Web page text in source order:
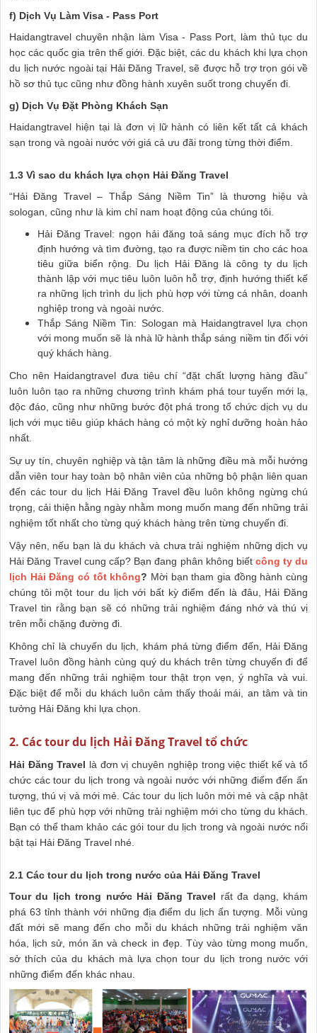
f) Dịch Vụ Làm Visa - Pass Port
Haidangtravel chuyên nhận làm Visa - Pass Port, làm thủ tục du
học các quốc gia trên thế giới. Đặc biệt, các du khách khi lựa chọn
du lịch nước ngoài tại Hải Đăng Travel, sẽ được hỗ trợ trọn gói về
hồ sơ thủ tục cũng như đồng hành xuyên suốt trong chuyến đi.
g) Dịch Vụ Đặt Phòng Khách Sạn
Haidangtravel hiện tại là đơn vị lữ hành có liên kết tất cả khách
sạn trong và ngoài nước với giá cả ưu đãi trong từng thời điểm.
1.3 Vì sao du khách lựa chọn Hải Đăng Travel
“Hải Đăng Travel – Thắp Sáng Niềm Tin” là thương hiệu và
sologan, cũng như là kim chỉ nam hoạt động của chúng tôi.
Hải Đăng Travel: ngọn hải đăng toả sáng mục đích hỗ trợ
định hướng và tìm đường, tạo ra được niềm tin cho các hoa
tiêu giữa biển rộng. Du lịch Hải Đăng là công ty du lịch
thành lập với mục tiêu luôn luôn hỗ trợ, định hướng thiết kế
ra những lịch trình du lịch phù hợp với từng cá nhân, doanh
nghiệp trong và ngoài nước.
Thắp Sáng Niềm Tin: Sologan mà Haidangtravel lựa chọn
với mong muốn sẽ là nhà lữ hành thắp sáng niềm tin đối với
quý khách hàng.
Cho nên Haidangtravel đưa tiêu chí “đặt chất lượng hàng đầu”
luôn luôn tạo ra những chương trình khám phá tour tuyến mới lạ,
độc đáo, cũng như những bước đột phá trong tổ chức dịch vụ du
lịch với mục tiêu giúp khách hàng có một kỳ nghỉ dưỡng hoàn hảo
nhất.
Sự uy tín, chuyên nghiệp và tận tâm là những điều mà mỗi hướng
dẫn viên tour hay toàn bộ nhân viên của những bộ phận liên quan
đến các tour du lịch Hải Đăng Travel đều luôn không ngừng chú
trọng, cải thiện hằng ngày nhằm mong muốn mang đến những trải
nghiệm tốt nhất cho từng quý khách hàng trên từng chuyến đi.
Vậy nên, nếu bạn là du khách và chưa trải nghiệm những dịch vụ
Hải Đăng Travel cung cấp? Bạn đang phân không biết công ty du
lịch Hải Đăng có tốt không? Mời bạn tham gia đồng hành cùng
chúng tôi một tour du lịch với bất kỳ điểm đến là đâu, Hải Đăng
Travel tin rằng bạn sẽ có những trải nghiệm đáng nhớ và thú vị
trên mỗi chặng đường đi.
Không chỉ là chuyến du lịch, khám phá từng điểm đến, Hải Đăng
Travel luôn đồng hành cùng quý du khách trên từng chuyến đi để
mang đến những trải nghiệm tour thật trọn vẹn, ý nghĩa và vui.
Đặc biệt để mỗi du khách luôn cảm thấy thoải mái, an tâm và tin
tưởng Hải Đăng khi lựa chọn.
2. Các tour du lịch Hải Đăng Travel tổ chức
Hải Đăng Travel là đơn vị chuyên nghiệp trong việc thiết kế và tổ
chức các tour du lịch trong và ngoài nước với những điểm đến ấn
tượng, thú vị và mới mẻ. Các tour du lịch luôn mới mẻ và cập nhật
liên tục để phù hợp với những trải nghiệm mới cho từng du khách.
Bạn có thể tham khảo các gói tour du lịch trong và ngoài nước nổi
bật tại Hải Đăng Travel nhé.
2.1 Các tour du lịch trong nước của Hải Đăng Travel
Tour du lịch trong nước Hải Đăng Travel rất đa dạng, khám
phá 63 tỉnh thành với những địa điểm du lịch ấn tượng. Mỗi vùng
đất mới sẽ mang đến cho mỗi du khách những trải nghiệm văn
hóa, lịch sử, món ăn và check in đẹp. Tùy vào từng mong muốn,
sở thích của du khách mà lựa chọn tour du lịch trong nước với
những điểm đến khác nhau.